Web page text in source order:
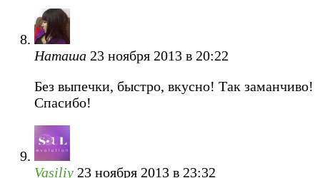
Наташа 23 ноября 2013 в 20:22
Без выпечки, быстро, вкусно! Так заманчиво!
Спасибо!
Vasiliy 23 ноября 2013 в 23:32